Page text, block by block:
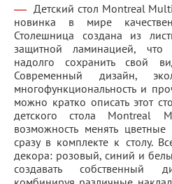
Детский стол Montreal
новинка в мире
Столешница создана из
защитной ламинацией, что
надолго сохранить свой
Современный дизайн,
многофункциональность и
можно кратко описать этот
детского стола Montreal
возможность менять
сразу в комплекте к столу.
декора: розовый, синий и
создавать собственный